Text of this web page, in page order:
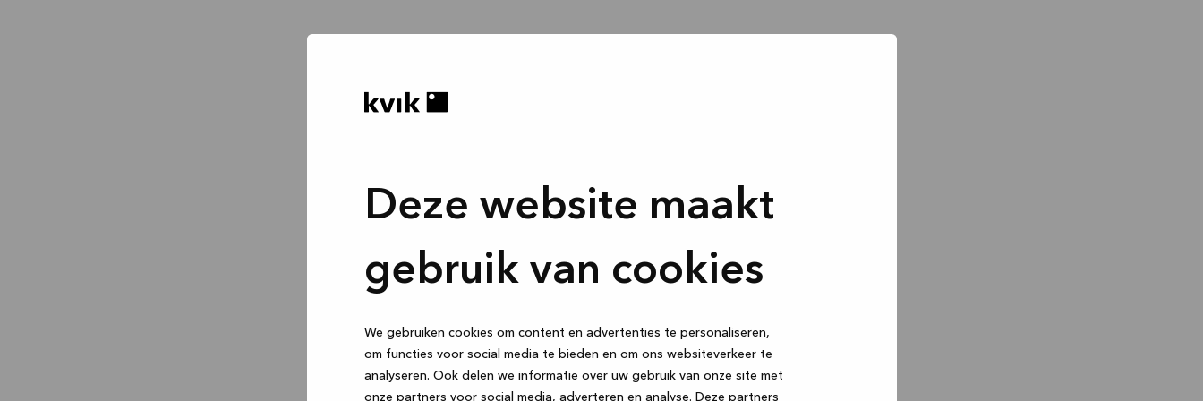
Deze website maakt
gebruik van cookies
We gebruiken cookies om content en advertenties te personaliseren,
om functies voor social media te bieden en om ons websiteverkeer te
analyseren. Ook delen we informatie over uw gebruik van onze site met
onze partners voor social media, adverteren en analyse. Deze partners